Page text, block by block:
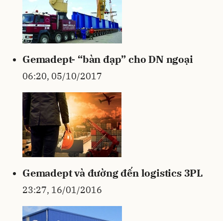
Gemadept- “bàn đạp” cho DN ngoại
06:20, 05/10/2017
Gemadept và đường đến logistics 3PL
23:27, 16/01/2016